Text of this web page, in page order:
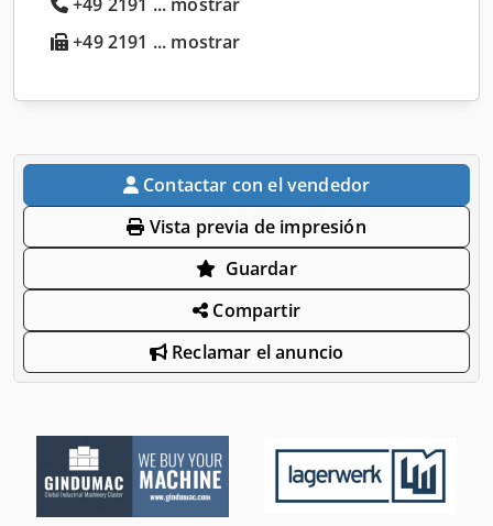
+49 2191 ... mostrar
Contactar con el vendedor
Vista previa de impresión
Guardar
Compartir
Reclamar el anuncio